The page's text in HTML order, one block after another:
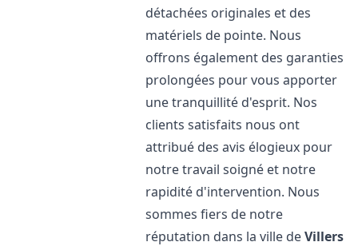
détachées originales et des
matériels de pointe. Nous
offrons également des garanties
prolongées pour vous apporter
une tranquillité d'esprit. Nos
clients satisfaits nous ont
attribué des avis élogieux pour
notre travail soigné et notre
rapidité d'intervention. Nous
sommes fiers de notre
réputation dans la ville deVillers